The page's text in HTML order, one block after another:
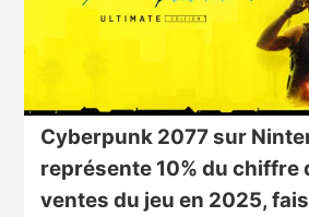
Cyberpunk 2077 sur
représente 10% du chiffre
ventes du jeu en 2025,